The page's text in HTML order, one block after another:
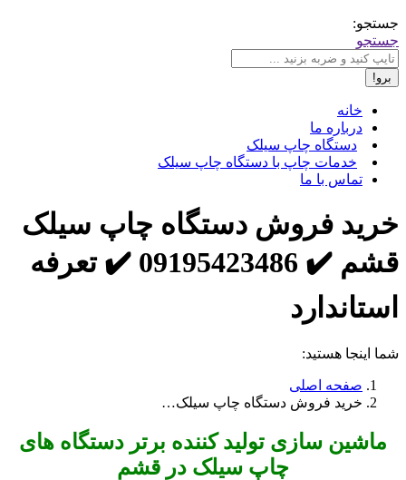
جستجو:
جستجو
خانه
درباره ما
دستگاه چاپ سیلک
خدمات چاپ با دستگاه چاپ سیلک
تماس با ما
خرید فروش دستگاه چاپ سیلک
قشم ✔️ 09195423486 ✔️ تعرفه
استاندارد
شما اینجا هستید:
صفحه اصلی
خرید فروش دستگاه چاپ سیلک…
ماشین سازی تولید کننده برتر دستگاه های
چاپ سیلک در قشم